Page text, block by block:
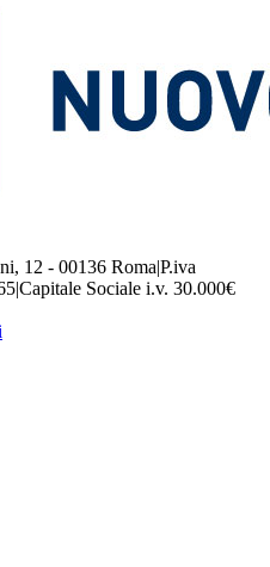
12 - 00136 Roma|P.iva
|Capitale Sociale i.v. 30.000€